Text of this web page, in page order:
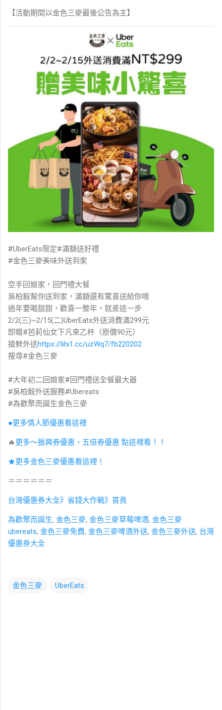
【活動期間以金色三麥最後公告為主】
#UberEats限定#滿額送好禮
#金色三麥美味外送到家
空手回娘家，回門禮大餐
吳柏毅幫你送到家，滿額還有驚喜送給你唷
過年要喝甜甜，歡喜一整年，就差這一步
2/2(三)~2/15(二)UberEats外送消費滿299元
即贈#芭莉仙女下凡來乙杯（原價90元）
搶鮮外送https://lihi1.cc/uzWq7/fb220202
搜尋#金色三麥
#大年初二回娘家#回門禮送全餐最大器
#吳柏毅外送服務#Ubereats
#為歡聚而誕生金色三麥
●更多情人節優惠看這裡
🔥更多～振興券優惠、五倍券優惠 點這裡看！！
★更多金色三麥優惠看這裡！
＝＝＝＝＝＝
台灣優惠券大全》省錢大作戰》首頁
為歡聚而誕生, 金色三麥, 金色三麥草莓啤酒, 金色三麥
ubereats, 金色三麥免費, 金色三麥啤酒外送, 金色三麥外送, 台灣
優惠券大全
金色三麥 UberEats